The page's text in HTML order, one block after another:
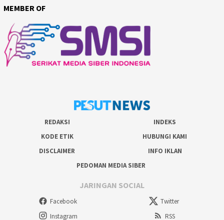
MEMBER OF
REDAKSI
INDEKS
KODE ETIK
HUBUNGI KAMI
DISCLAIMER
INFO IKLAN
PEDOMAN MEDIA SIBER
JARINGAN SOCIAL
Facebook
Twitter
Instagram
RSS